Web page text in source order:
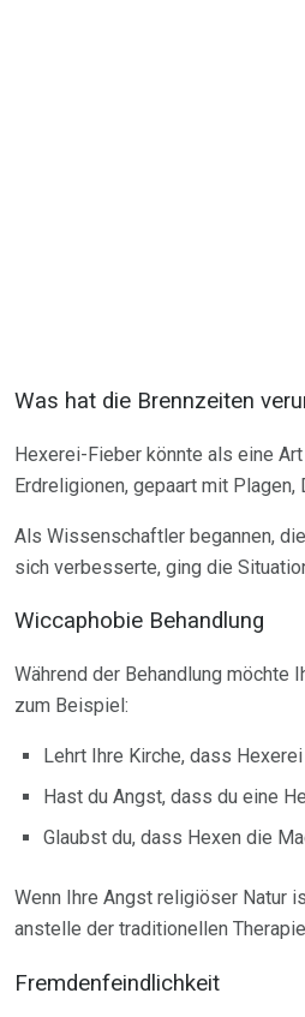
Was hat die Brennzeiten
Hexerei-Fieber könnte als eine Art
Erdreligionen, gepaart mit
Als Wissenschaftler begannen,
sich verbesserte, ging die
Wiccaphobie Behandlung
Während der Behandlung möchte
zum Beispiel:
Lehrt Ihre Kirche, dass
Hast du Angst, dass du eine
Glaubst du, dass Hexen die
Wenn Ihre Angst religiöser Natur
anstelle der traditionellen
Fremdenfeindlichkeit